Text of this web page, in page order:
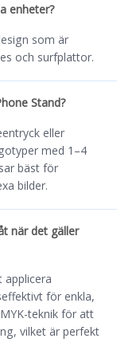
enheter?
som är
och surfplattor.
Stand?
eller
med 1–4
bäst för
bilder.
när det gäller
applicera
för enkla,
teknik för att
vilket är perfekt